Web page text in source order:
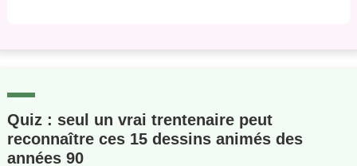
Quiz : seul un vrai trentenaire peut
reconnaître ces 15 dessins animés des
années 90